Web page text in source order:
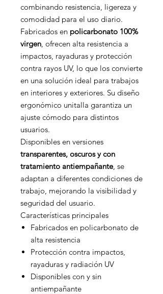
combinando resistencia, ligereza y
comodidad para el uso diario.
Fabricados en policarbonato 100%
virgen, ofrecen alta resistencia a
impactos, rayaduras y protección
contra rayos UV, lo que los convierte
en una solución ideal para trabajos
en interiores y exteriores. Su diseño
ergonómico unitalla garantiza un
ajuste cómodo para distintos
usuarios.
Disponibles en versiones
transparentes, oscuros y con
tratamiento antiempañante, se
adaptan a diferentes condiciones de
trabajo, mejorando la visibilidad y
seguridad del usuario.
Características principales
Fabricados en policarbonato de
alta resistencia
Protección contra impactos,
rayaduras y radiación UV
Disponibles con y sin
antiempañante